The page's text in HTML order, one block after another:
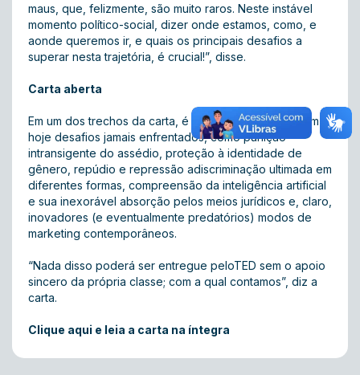
maus, que, felizmente, são muito raros. Neste instável
momento político-social, dizer onde estamos, como, e
aonde queremos ir, e quais os principais desafios a
superar nesta trajetória, é crucial!”, disse.
Carta aberta
Em um dos trechos da carta, é relatado que o TED tem
hoje desafios jamais enfrentados, como punição
intransigente do assédio, proteção à identidade de
gênero, repúdio e repressão adiscriminação ultimada em
diferentes formas, compreensão da inteligência artificial
e sua inexorável absorção pelos meios jurídicos e, claro,
inovadores (e eventualmente predatórios) modos de
marketing contemporâneos.
“Nada disso poderá ser entregue peloTED sem o apoio
sincero da própria classe; com a qual contamos”, diz a
carta.
Clique aqui e leia a carta na íntegra